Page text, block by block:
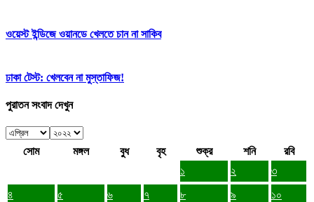
ওয়েস্ট ইন্ডিজে ওয়ানডে খেলতে চান না সাকিব
ঢাকা টেস্ট: খেলবেন না মুস্তাফিজ!
পুরাতন সংবাদ দেখুন
সোম মঙ্গল বুধ বৃহ শুক্র শনি
রবি
১
২
৩
৪
৫ ৬ ৭ ৮ ৯
১০